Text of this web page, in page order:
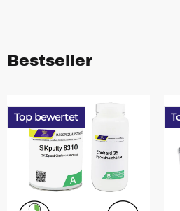
Bestseller
Top bewertet